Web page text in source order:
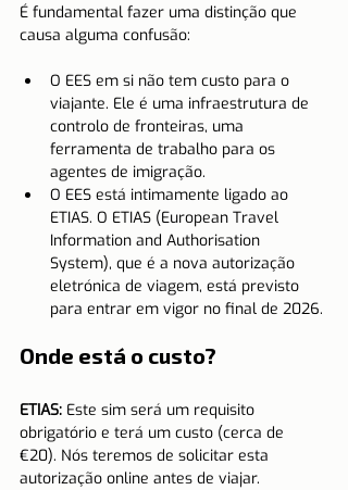
É fundamental fazer uma distinção que
causa alguma confusão:
O EES em si não tem custo para o
viajante. Ele é uma infraestrutura de
controlo de fronteiras, uma
ferramenta de trabalho para os
agentes de imigração.
O EES está intimamente ligado ao
ETIAS. O ETIAS (European Travel
Information and Authorisation
System), que é a nova autorização
eletrónica de viagem, está previsto
para entrar em vigor no final de 2026.
Onde está o custo?
ETIAS: Este sim será um requisito
obrigatório e terá um custo (cerca de
€20). Nós teremos de solicitar esta
autorização online antes de viajar.